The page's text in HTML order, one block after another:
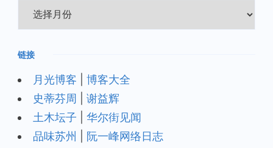
档
链接
月光博客
博客大全
史蒂芬周
谢益辉
土木坛子
华尔街见闻
品味苏州
阮一峰网络日志